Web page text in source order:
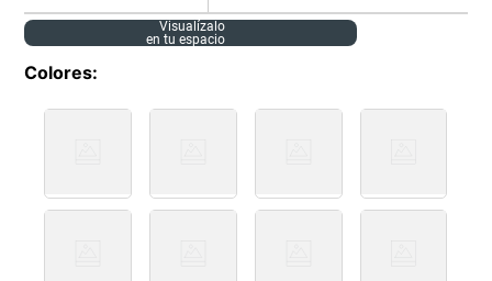
Visualízalo
en tu espacio
Colores